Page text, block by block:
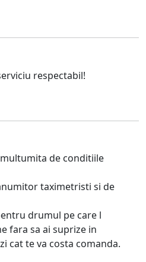
respectabil!
de conditiile
taximetristi si de
drumul pe care l
fara sa ai suprize in
cat te va costa comanda.